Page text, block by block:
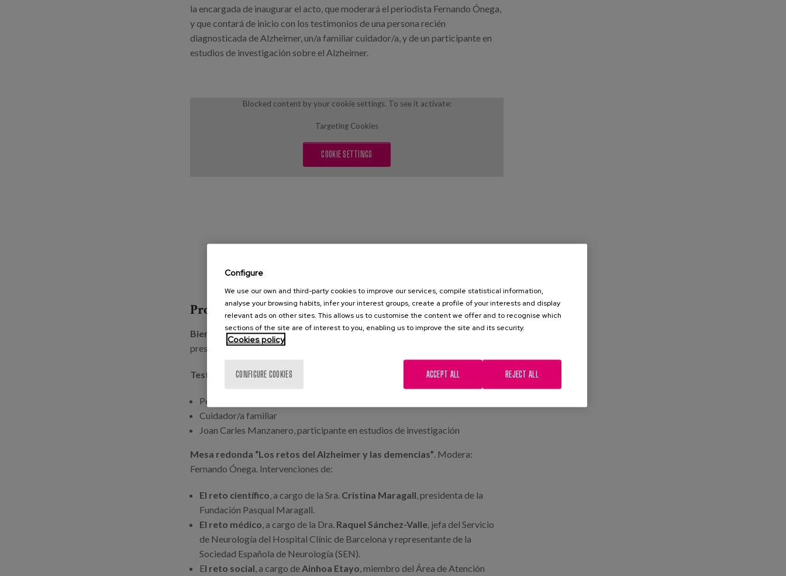
la encargada de inaugurar el acto, que moderará el periodista Fernando Ónega,
y que contará de inicio con los testimonios de una persona recién
diagnosticada de Alzheimer, un/a familiar cuidador/a, y de un participante en
estudios de investigación sobre el Alzheimer.
Blocked content by your cookie settings. To see it activate:
Targeting Cookies
COOKIE SETTINGS
Programa
Bienvenida e inauguración a cargo de la Excma. Sra. Meritxell Batet,
presidenta del Congreso de los Diputados.
Testimonios del Alzheimer
Persona recién diagnosticada
Cuidador/a familiar
Joan Carles Manzanero, participante en estudios de investigación
Mesa redonda “Los retos del Alzheimer y las demencias”. Modera:
Fernando Ónega. Intervenciones de:
El reto científico, a cargo de la Sra. Cristina Maragall, presidenta de la
Fundación Pasqual Maragall.
El reto médico, a cargo de la Dra. Raquel Sánchez-Valle, jefa del Servicio
de Neurología del Hospital Clínic de Barcelona y representante de la
Sociedad Española de Neurología (SEN).
El reto social, a cargo deAinhoa Etayo, miembro del Área de Atención
Configure
We use our own and third-party cookies to improve our services, compile statistical information,
analyse your browsing habits, infer your interest groups, create a profile of your interests and display
relevant ads on other sites. This allows us to customise the content we offer and to recognise which
sections of the site are of interest to you, enabling us to improve the site and its security.
Cookies policy
CONFIGURE COOKIES REJECT ALL
ACCEPT ALL